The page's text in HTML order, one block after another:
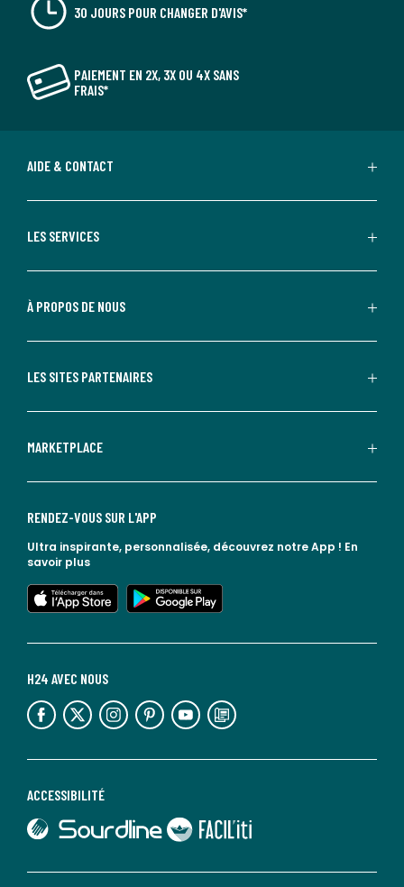
30 JOURS POUR CHANGER D'AVIS*
PAIEMENT EN 2X, 3X OU 4X SANS
FRAIS*
AIDE & CONTACT
LES SERVICES
À PROPOS DE NOUS
LES SITES PARTENAIRES
MARKETPLACE
ACCESSIBILITÉ
lien vers Sourdline
lien vers Faciliti
H24 AVEC NOUS
lien vers l'espace réseaux sociaux lien vers l'espace réseaux sociaux lien vers l'espace réseaux sociaux lien vers l'espace réseaux sociaux lien vers l'espace réseaux sociaux lien vers le blog la redoute
RENDEZ-VOUS SUR L'APP
Ultra inspirante, personnalisée, découvrez notre App ! En
savoir plus
lien vers l'app store
lien vers google play